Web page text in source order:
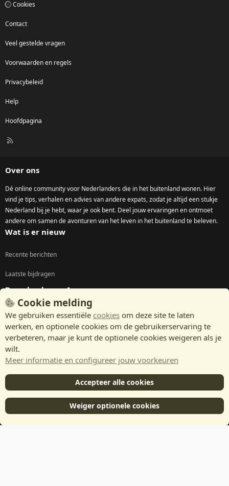
Cookies
Contact
Veel gestelde vragen
Voorwaarden en regels
Privacybeleid
Help
Hoofdpagina
R
Over ons
Dé online community voor Nederlanders die in het buitenland wonen. Hier
vind je tips, verhalen en advies van andere expats, zodat je altijd een stukje
Nederland bij je hebt, waar je ook bent. Deel jouw ervaringen en ontmoet
andere om samen de avonturen van het leven in het buitenland te beleven.
Wat is er nieuw
Recente berichten
Laatste bijdragen
Download onze App
Community platform by XenForo® © 2010-2024 XenForo Ltd.
Cookie melding
We gebruiken essentiële cookies om deze site te laten
werken, en optionele cookies om de gebruikerservaring te
verbeteren, maar je kunt de optionele cookies weigeren als je
wilt.
Meer informatie en configureer jouw voorkeuren
Accepteer alle cookies
Weiger optionele cookies